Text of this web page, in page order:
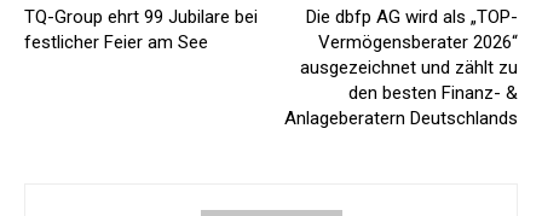
TQ-Group ehrt 99 Jubilare bei
festlicher Feier am See
Die dbfp AG wird als „TOP-
Vermögensberater 2026“
ausgezeichnet und zählt zu
den besten Finanz- &
Anlageberatern Deutschlands